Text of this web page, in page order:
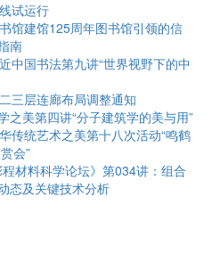
试运行
馆建馆125周年图书馆引领的信
南
中国书法第九讲“世界视野下的中
三层连廊布局调整通知
之美第四讲“分子建筑学的美与用”
传统艺术之美第十八次活动“鸣鹤
会”
材料科学论坛》第034讲：组合
态及关键技术分析